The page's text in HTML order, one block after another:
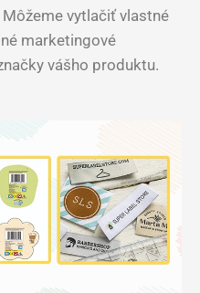
Môžeme vytlačiť vlastné
marketingové
vášho produktu.